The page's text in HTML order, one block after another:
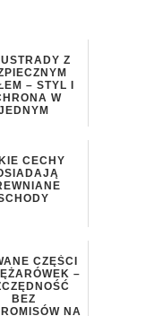
Z
– STYL I
W
CECHY
CZĘŚCI
–
BEZ
NA